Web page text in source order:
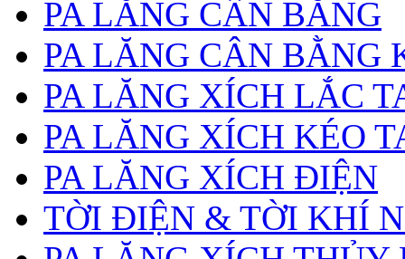
PA LĂNG CÂN BẰNG
PA LĂNG CÂN BẰNG
PA LĂNG XÍCH LẮC
PA LĂNG XÍCH KÉO
PA LĂNG XÍCH ĐIỆN
TỜI ĐIỆN & TỜI KHÍ